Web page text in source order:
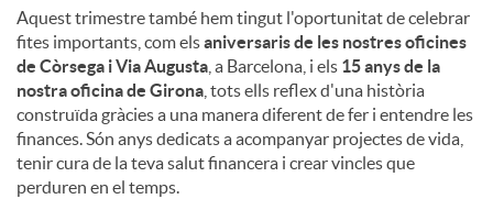
Aquest trimestre també hem tingut l'oportunitat de celebrar
fites importants, com elsaniversaris de les nostres oficines
de Còrsega i Via Augusta , a Barcelona, ​​i els 15 anys de la
nostra oficina de Girona , tots ells reflex d'una història
construïda gràcies a una manera diferent de fer i entendre les
finances. Són anys dedicats a acompanyar projectes de vida,
tenir cura de la teva salut financera i crear vincles que
perduren en el temps.